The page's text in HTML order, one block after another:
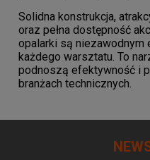
hobbystycznych.
Solidna konstrukcja,
oraz pełna dostępność
opalarki są niezawodnym
każdego warsztatu. To
podnoszą efektywność i
branżach technicznych.